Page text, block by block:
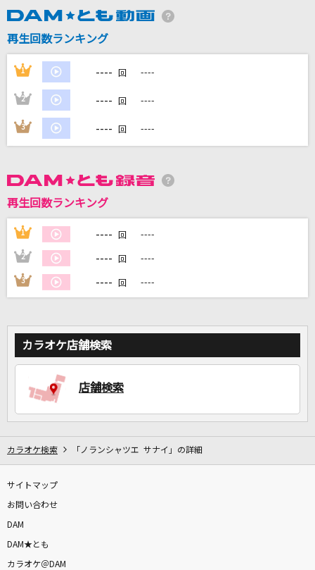
尾崎豊
ロケットサイダー
ナユタン星人
小柳ゆき
THE ORAL CIGARETTES
幾望の月
なきゃむりゃ
カラオケをもっと楽しもう！
再生回数ランキング
1 ---- 回 ----
2 ---- 回 ----
3 ---- 回 ----
再生回数ランキング
1 ---- 回 ----
2 ---- 回 ----
3 ---- 回 ----
カラオケ店舗検索
店舗検索
カラオケ検索 「ノランシャツエ サナイ」の詳細
サイトマップ
お問い合わせ
DAM
DAM★とも
カラオケ＠DAM